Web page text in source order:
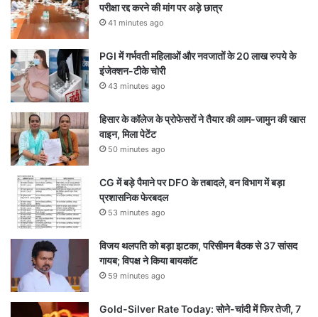
परीक्षा रद्द करने की मांग पर अड़े छात्र
41 minutes ago
PGI में गर्भवती महिलाओं और नवजातों के 20 लाख रुपये के
इंजेक्शन-टीके चोरी
43 minutes ago
हिसार के कॉलेज के प्रोफेसरों ने तैयार की आम-जामुन की खास
वाइन, मिला पेटेंट
50 minutes ago
CG में बड़े पैमाने पर DFO के तबादले, वन विभाग में बड़ा
प्रशासनिक फेरबदल
53 minutes ago
विजय थलपति को बड़ा झटका, परिसीमन बैठक से 37 सांसद
गायब; विपक्ष ने किया बायकॉट
59 minutes ago
Gold-Silver Rate Today: सोने-चांदी में फिर तेजी, 7